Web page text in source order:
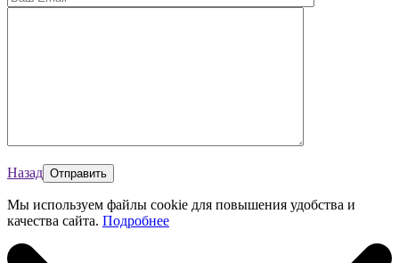
Назад
Мы используем файлы cookie для повышения удобства и
качества сайта. Подробнее